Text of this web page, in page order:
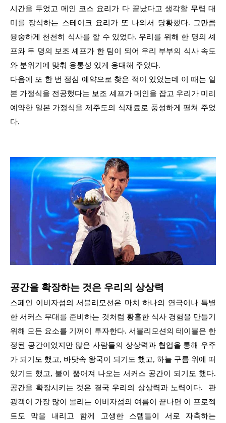
시간을 두었고 메인 코스 요리가 다 끝났다고 생각할 무렵 대
미를 장식하는 스테이크 요리가 또 나와서 당황했다. 그만큼
융숭하게 천천히 식사를 할 수 있었다. 우리를 위해 한 명의 셰
프와 두 명의 보조 셰프가 한 팀이 되어 우리 부부의 식사 속도
와 분위기에 맞춰 융통성 있게 응대해 주었다.
다음에 또 한 번 점심 예약으로 찾은 적이 있었는데 이 때는 일
본 가정식을 전공했다는 보조 셰프가 메인을 잡고 우리가 미리
예약한 일본 가정식을 제주도의 식재료로 풍성하게 펼쳐 주었
다.
공간을 확장하는 것은 우리의 상상력
스페인 이비자섬의 서블리모션은 마치 하나의 연극이나 특별
한 서커스 무대를 준비하는 것처럼 황홀한 식사 경험을 만들기
위해 모든 요소를 기꺼이 투자한다. 서블리모션의 테이블은 한
정된 공간이었지만 많은 사람들의 상상력과 협업을 통해 우주
가 되기도 했고, 바닷속 왕국이 되기도 했고, 하늘 구름 위에 떠
있기도 했고, 불이 뿜어져 나오는 서커스 공간이 되기도 했다.
공간을 확장시키는 것은 결국 우리의 상상력과 노력이다. 관
광객이 가장 많이 몰리는 이비자섬의 여름이 끝나면 이 프로젝
트도 막을 내리고 함께 고생한 스텝들이 서로 자축하는